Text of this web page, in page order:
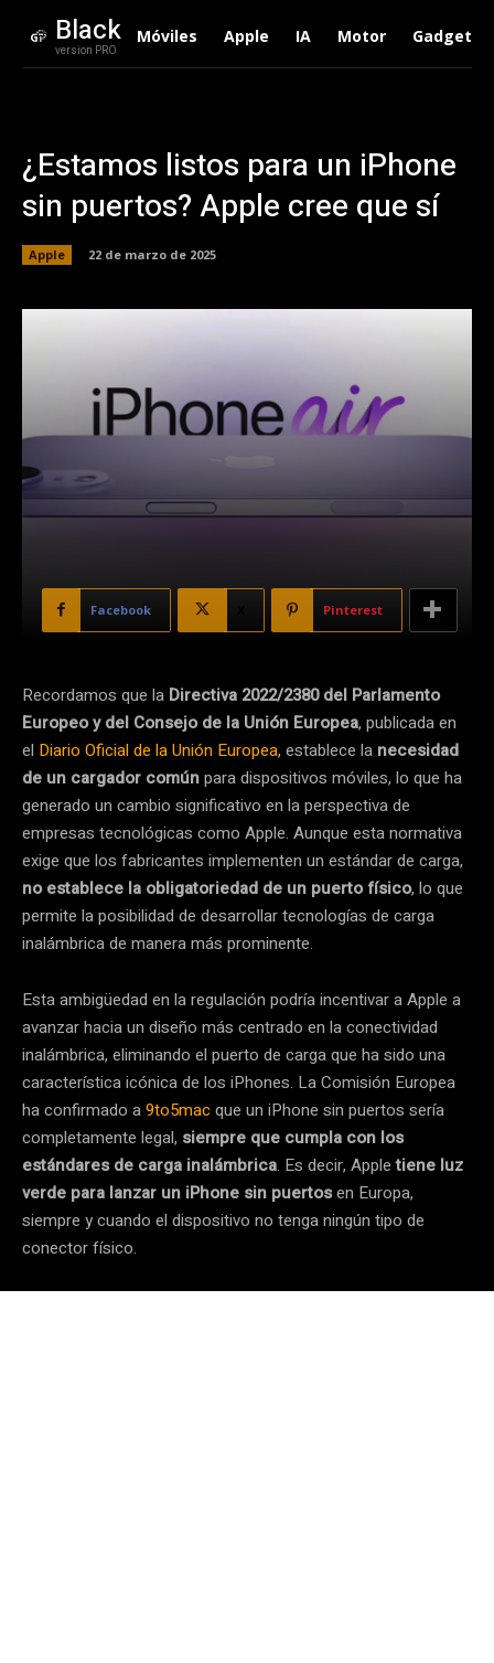
Black
version PRO
Móviles Apple IA Motor Gadgets
¿Estamos listos para un iPhone
sin puertos? Apple cree que sí
Apple 22 de marzo de 2025
Facebook Pinterest
Recordamos que la Directiva 2022/2380 del Parlamento
Europeo y del Consejo de la Unión Europea, publicada en
el Diario Oficial de la Unión Europea, establece la necesidad
de un cargador comúnpara dispositivos móviles, lo que ha
generado un cambio significativo en la perspectiva de
empresas tecnológicas como Apple. Aunque esta normativa
exige que los fabricantes implementen un estándar de carga,
no establece la obligatoriedad de un puerto físico, lo que
permite la posibilidad de desarrollar tecnologías de carga
inalámbrica de manera más prominente.
Esta ambigüedad en la regulación podría incentivar a Apple a
avanzar hacia un diseño más centrado en la conectividad
inalámbrica, eliminando el puerto de carga que ha sido una
característica icónica de los iPhones. La Comisión Europea
ha confirmado a9to5macque un iPhone sin puertos sería
completamente legal, siempre que cumpla con los
estándares de carga inalámbrica. Es decir, Appletiene luz
verde para lanzar un iPhone sin puertosen Europa,
siempre y cuando el dispositivo no tenga ningún tipo de
conector físico.